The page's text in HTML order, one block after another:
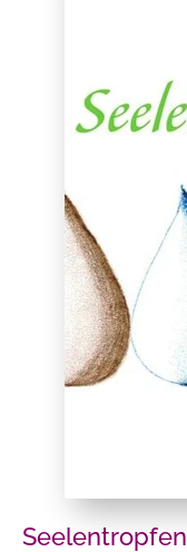
Seelentropfen